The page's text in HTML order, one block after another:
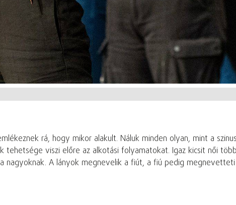
rá, hogy mikor alakult. Náluk minden olyan, mint a
tehetsége viszi előre az alkotási folyamatokat. Igaz kicsit női
nagyoknak. A lányok megnevelik a fiút, a fiú pedig